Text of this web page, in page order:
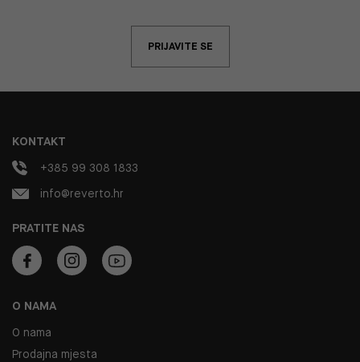
PRIJAVITE SE
O NAMA
O nama
Prodajna mjesta
PRATITE NAS
KONTAKT
+385 99 308 1833
info@reverto.hr